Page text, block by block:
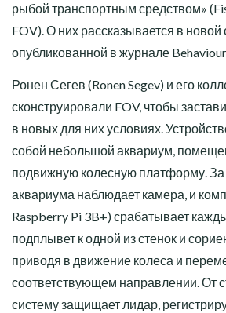
рыбой транспортным средством»
FOV). О них рассказывается в новой
опубликованной в журнале
Ронен Сегев (Ronen Segev) и его
сконструировали FOV, чтобы
в новых для них условиях.
собой небольшой аквариум,
подвижную колесную платформу. За
аквариума наблюдает камера, и
Raspberry Pi 3B+) срабатывает
подплывет к одной из стенок и
приводя в движение колеса и
соответствующем направлении. От
систему защищает лидар,